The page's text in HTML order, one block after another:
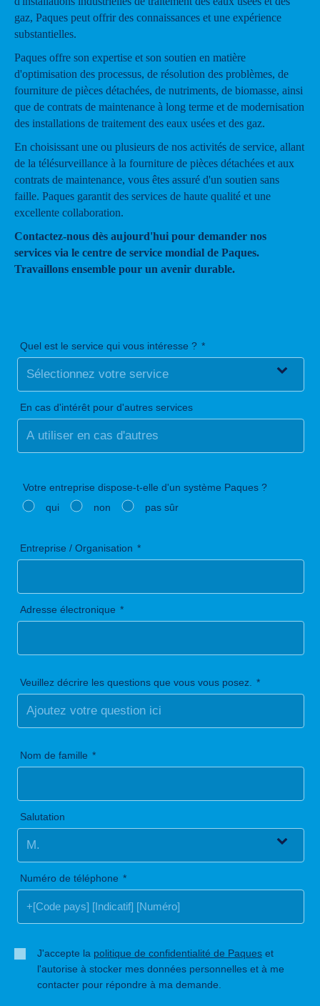
gaz, Paques peut offrir des connaissances et une expérience
substantielles.
Paques offre son expertise et son soutien en matière
d'optimisation des processus, de résolution des problèmes, de
fourniture de pièces détachées, de nutriments, de biomasse, ainsi
que de contrats de maintenance à long terme et de modernisation
des installations de traitement des eaux usées et des gaz.
En choisissant une ou plusieurs de nos activités de service, allant
de la télésurveillance à la fourniture de pièces détachées et aux
contrats de maintenance, vous êtes assuré d'un soutien sans
faille. Paques garantit des services de haute qualité et une
excellente collaboration.
Contactez-nous dès aujourd'hui pour demander nos
services via le centre de service mondial de Paques.
Travaillons ensemble pour un avenir durable.
Quel est le service qui vous intéresse ?
En cas d'intérêt pour d'autres services
Votre entreprise dispose-t-elle d'un système Paques ?
qui
non pas sûr
Entreprise / Organisation
Adresse électronique
Veuillez décrire les questions que vous vous posez.
Nom de famille
Salutation
Numéro de téléphone
J'accepte la politique de confidentialité de Paques et
l'autorise à stocker mes données personnelles et à me
contacter pour répondre à ma demande.